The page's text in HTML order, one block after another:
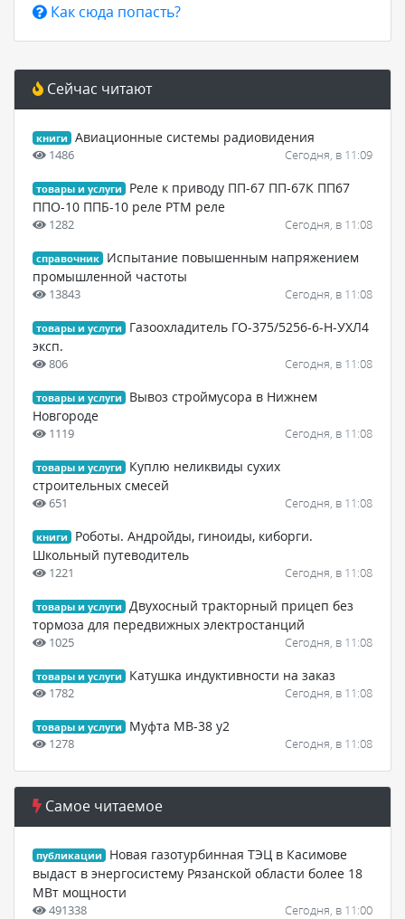
Как сюда попасть?
Сейчас читают
книги Авиационные системы радиовидения
1486 Сегодня, в 11:09
товары и услуги
Реле к приводу ПП-67 ПП-67К ПП67
ППО-10 ППБ-10 реле РТМ реле
1282 Сегодня, в 11:08
справочник
Испытание повышенным напряжением
промышленной частоты
13843 Сегодня, в 11:08
товары и услуги
Газоохладитель ГО-375/5256-6-Н-УХЛ4
эксп.
806 Сегодня, в 11:08
товары и услуги
Вывоз строймусора в Нижнем
Новгороде
1119 Сегодня, в 11:08
товары и услуги
Куплю неликвиды сухих
строительных смесей
651 Сегодня, в 11:08
книги
Роботы. Андройды, гиноиды, киборги.
Школьный путеводитель
1221 Сегодня, в 11:08
товары и услуги
Двухосный тракторный прицеп без
тормоза для передвижных электростанций
1025 Сегодня, в 11:08
товары и услуги Катушка индуктивности на заказ
1782 Сегодня, в 11:08
товары и услуги Муфта МВ-38 у2
1278 Сегодня, в 11:08
Самое читаемое
публикации
Новая газотурбинная ТЭЦ в Касимове
выдаст в энергосистему Рязанской области более 18
МВт мощности
491338 Сегодня, в 11:00